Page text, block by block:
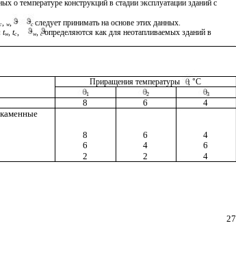
о температуре конструкций в стадии эксплуатации зданий с
c, w, c следует принимать на основе этих данных.
tw, tc, w, cопределяются как для неотапливаемых зданий в
Приращения температуры , °С
1 2 3
8 6
4
8 6
4
6 4
6
2 2 4
27